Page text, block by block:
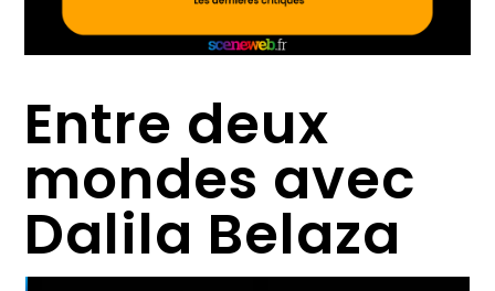
Entre deux
mondes avec
Dalila Belaza